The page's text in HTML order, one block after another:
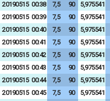
20190515 00:38 7,5 90 5,975541
20190515 00:39 7,5 90 5,975541
20190515 00:40 7,5 90 5,975541
20190515 00:41 7,5 90 5,975541
20190515 00:42 7,5 90 5,975541
20190515 00:43 7,5 90 5,975541
20190515 00:44 7,5 90 5,975541
20190515 00:45 7,5 90 5,975541